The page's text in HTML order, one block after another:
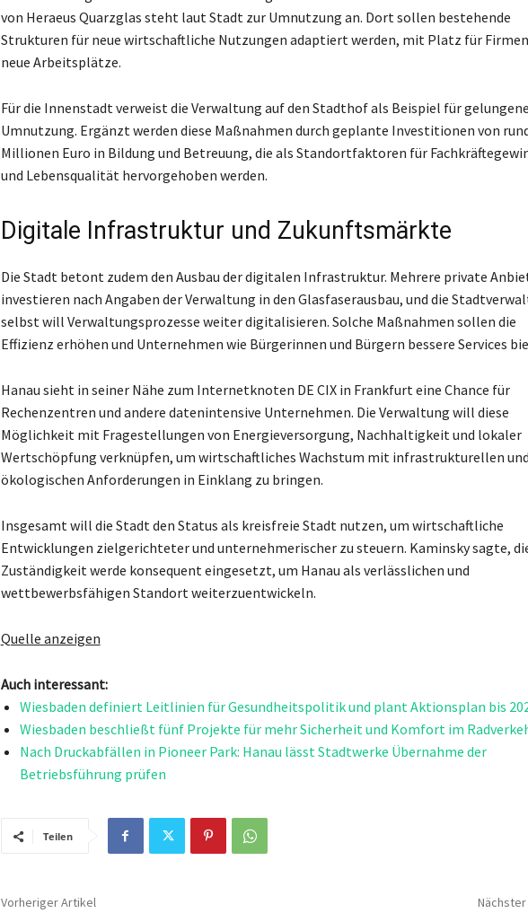
von Heraeus Quarzglas steht laut Stadt zur Umnutzung an. Dort sollen bestehende
Strukturen für neue wirtschaftliche Nutzungen adaptiert werden, mit Platz für
neue Arbeitsplätze.
Für die Innenstadt verweist die Verwaltung auf den Stadthof als Beispiel für gelungene
Umnutzung. Ergänzt werden diese Maßnahmen durch geplante Investitionen von
Millionen Euro in Bildung und Betreuung, die als Standortfaktoren für
und Lebensqualität hervorgehoben werden.
Digitale Infrastruktur und Zukunftsmärkte
Die Stadt betont zudem den Ausbau der digitalen Infrastruktur. Mehrere private
investieren nach Angaben der Verwaltung in den Glasfaserausbau, und die
selbst will Verwaltungsprozesse weiter digitalisieren. Solche Maßnahmen sollen die
Effizienz erhöhen und Unternehmen wie Bürgerinnen und Bürgern bessere Services
Hanau sieht in seiner Nähe zum Internetknoten DE CIX in Frankfurt eine Chance für
Rechenzentren und andere datenintensive Unternehmen. Die Verwaltung will diese
Möglichkeit mit Fragestellungen von Energieversorgung, Nachhaltigkeit und lokaler
Wertschöpfung verknüpfen, um wirtschaftliches Wachstum mit infrastrukturellen und
ökologischen Anforderungen in Einklang zu bringen.
Insgesamt will die Stadt den Status als kreisfreie Stadt nutzen, um wirtschaftliche
Entwicklungen zielgerichteter und unternehmerischer zu steuern. Kaminsky sagte,
Zuständigkeit werde konsequent eingesetzt, um Hanau als verlässlichen und
wettbewerbsfähigen Standort weiterzuentwickeln.
Quelle anzeigen
Auch interessant:
Wiesbaden definiert Leitlinien für Gesundheitspolitik und plant Aktionsplan bis
Wiesbaden beschließt fünf Projekte für mehr Sicherheit und Komfort im
Nach Druckabfällen in Pioneer Park: Hanau lässt Stadtwerke Übernahme der
Betriebsführung prüfen
Teilen
Vorheriger Artikel